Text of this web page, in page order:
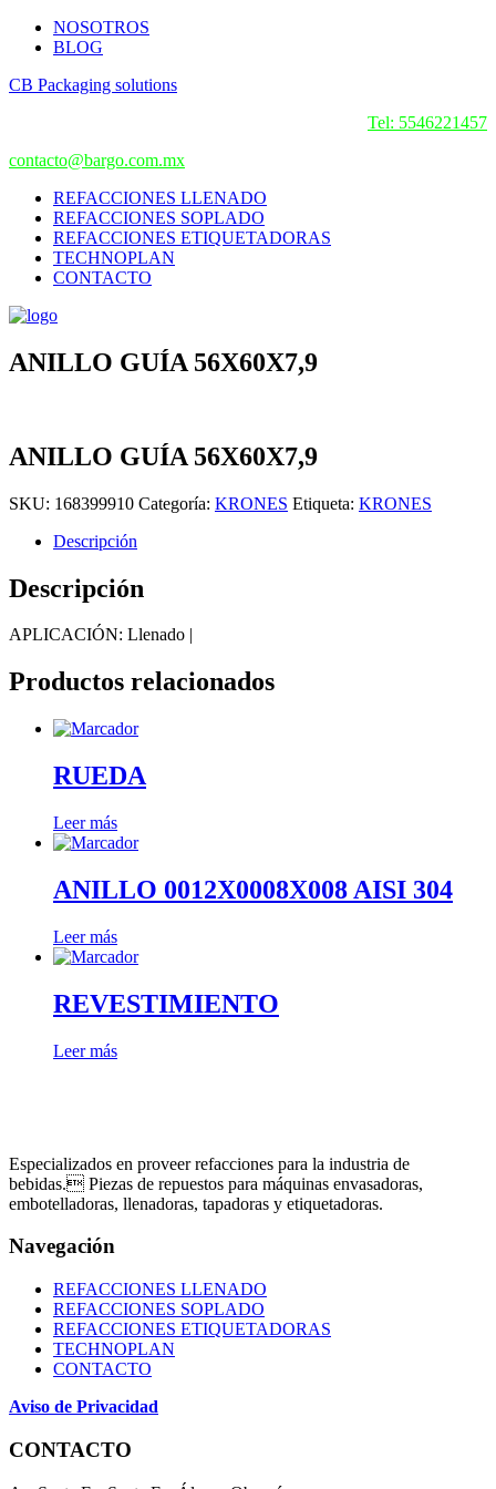
NOSOTROS
BLOG
CB Packaging solutions
Tel: 5546221457
contacto@bargo.com.mx
REFACCIONES LLENADO
REFACCIONES SOPLADO
REFACCIONES ETIQUETADORAS
TECHNOPLAN
CONTACTO
ANILLO GUÍA 56X60X7,9
ANILLO GUÍA 56X60X7,9
SKU: 168399910 Categoría: KRONES Etiqueta: KRONES
Descripción
Descripción
APLICACIÓN: Llenado |
Productos relacionados
RUEDA
Leer más
ANILLO 0012X0008X008 AISI 304
Leer más
REVESTIMIENTO
Leer más
Especializados en proveer refacciones para la industria de
bebidas. Piezas de repuestos para máquinas envasadoras,
embotelladoras, llenadoras, tapadoras y etiquetadoras.
Navegación
REFACCIONES LLENADO
REFACCIONES SOPLADO
REFACCIONES ETIQUETADORAS
TECHNOPLAN
CONTACTO
Aviso de Privacidad
CONTACTO